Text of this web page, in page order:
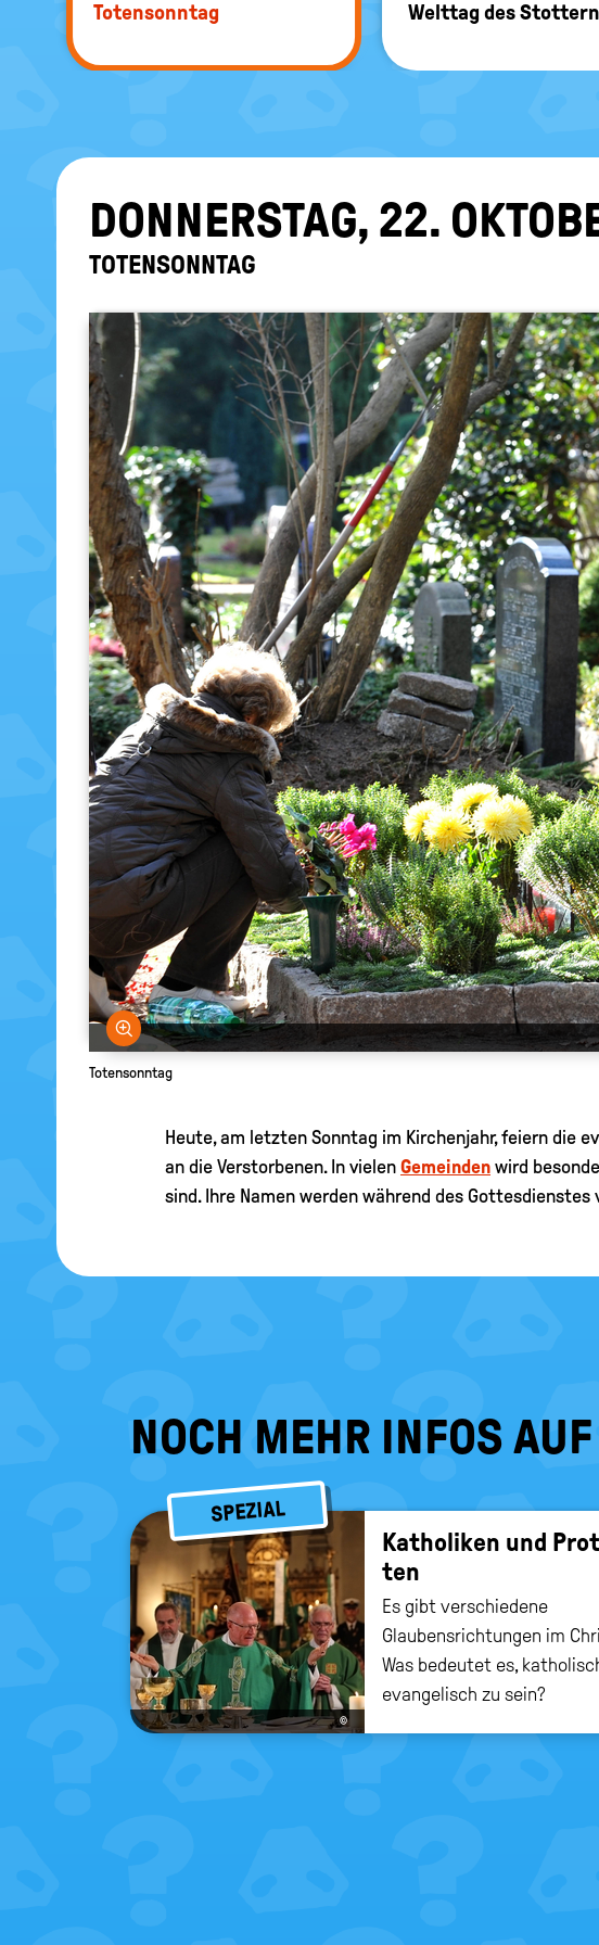
To­ten­sonn­tag Welt­tag des
DON­NERS­TAG, 22.
TO­TEN­SONN­TAG
Bild vergrößern
Totensonntag
Heute, am letzten Sonntag im Kirchenjahr, feiern die
an die Verstorbenen. In vielen Gemeinden wird
sind. Ihre Namen werden während des
NOCH MEHR INFOS
SPEZIAL
©
Ka­tho­li­ken und
ten
Es gibt verschiedene
Glaubensrichtungen im
Was bedeutet es,
evangelisch zu sein?